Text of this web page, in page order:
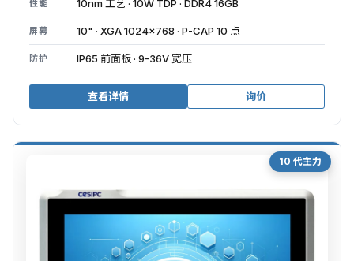
性能 10nm 工艺 · 10W TDP · DDR4 16GB
屏幕 10" · XGA 1024×768 · P-CAP 10 点
防护 IP65 前面板 · 9-36V 宽压
查看详情 询价
10 代主力